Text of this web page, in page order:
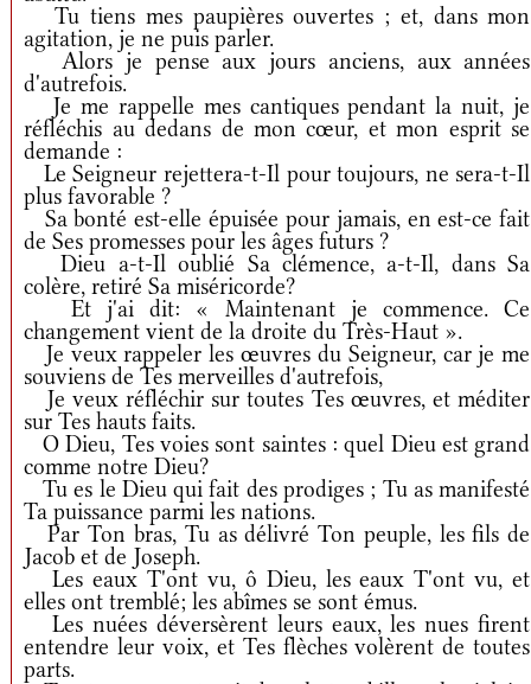
Tu tiens mes paupières ouvertes ; et, dans mon
agitation, je ne puis parler.
Alors je pense aux jours anciens, aux années
d'autrefois.
Je me rappelle mes cantiques pendant la nuit, je
réfléchis au dedans de mon cœur, et mon esprit se
demande :
Le Seigneur rejettera-t-Il pour toujours, ne sera-t-Il
plus favorable ?
Sa bonté est-elle épuisée pour jamais, en est-ce fait
de Ses promesses pour les âges futurs ?
Dieu a-t-Il oublié Sa clémence, a-t-Il, dans Sa
colère, retiré Sa miséricorde?
Et j'ai dit: « Maintenant je commence. Ce
changement vient de la droite du Très-Haut ».
Je veux rappeler les œuvres du Seigneur, car je me
souviens de Tes merveilles d'autrefois,
Je veux réfléchir sur toutes Tes œuvres, et méditer
sur Tes hauts faits.
O Dieu, Tes voies sont saintes : quel Dieu est grand
comme notre Dieu?
Tu es le Dieu qui fait des prodiges ; Tu as manifesté
Ta puissance parmi les nations.
Par Ton bras, Tu as délivré Ton peuple, les fils de
Jacob et de Joseph.
Les eaux T'ont vu, ô Dieu, les eaux T'ont vu, et
elles ont tremblé; les abîmes se sont émus.
Les nuées déversèrent leurs eaux, les nues firent
entendre leur voix, et Tes flèches volèrent de toutes
parts.